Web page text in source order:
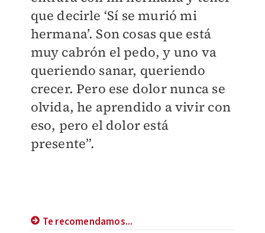
que decirle ‘Sí se murió mi
hermana’. Son cosas que está
muy cabrón el pedo, y uno va
queriendo sanar, queriendo
crecer. Pero ese dolor nunca se
olvida, he aprendido a vivir con
eso, pero el dolor está
presente”.
Te recomendamos...